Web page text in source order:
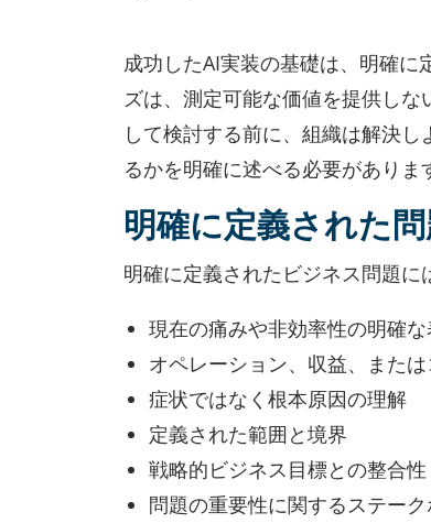
成功したAI実装の基礎は、明確
ズは、測定可能な価値を提供し
して検討する前に、組織は解決
るかを明確に述べる必要がありま
明確に定義された
明確に定義されたビジネス問題に
現在の痛みや非効率性の明確
オペレーション、収益、また
症状ではなく根本原因の理解
定義された範囲と境界
戦略的ビジネス目標との整合性
問題の重要性に関するステー